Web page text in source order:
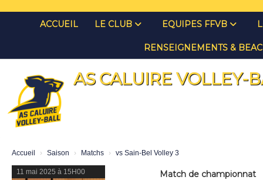
ACCUEIL LE CLUB EQUIPES FFVB
RENSEIGNEMENTS &
AS CALUIRE VOLLEY-
Accueil Saison Matchs vs Sain-Bel Volley 3
11 mai 2025 à 15H00 Match de championnat